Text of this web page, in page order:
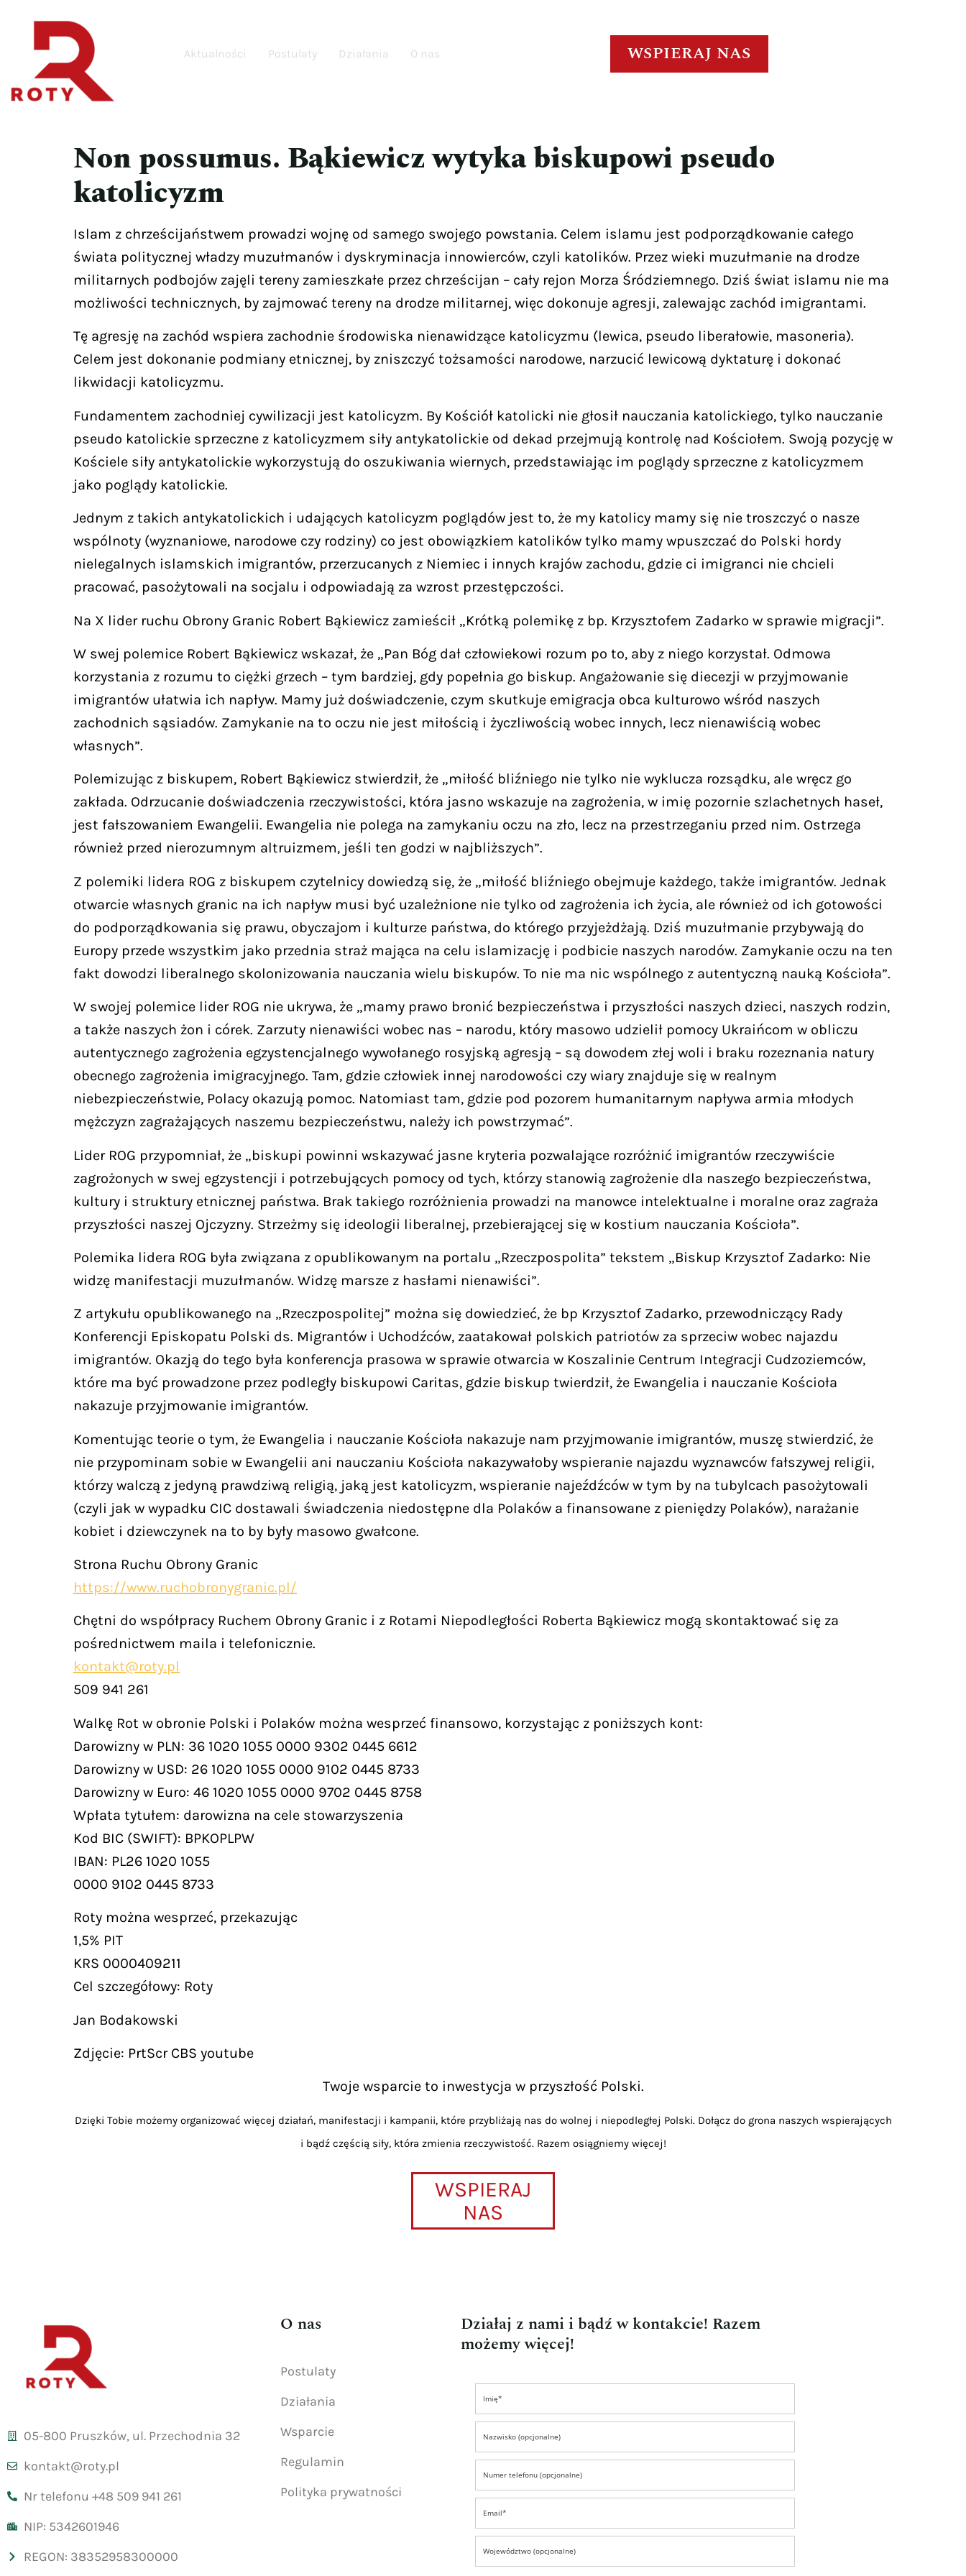
Aktualności Postulaty Działania O nas WSPIERAJ NAS
Non possumus. Bąkiewicz wytyka biskupowi pseudo
katolicyzm
Islam z chrześcijaństwem prowadzi wojnę od samego swojego powstania. Celem islamu jest podporządkowanie całego
świata politycznej władzy muzułmanów i dyskryminacja innowierców, czyli katolików. Przez wieki muzułmanie na drodze
militarnych podbojów zajęli tereny zamieszkałe przez chrześcijan – cały rejon Morza Śródziemnego. Dziś świat islamu nie ma
możliwości technicznych, by zajmować tereny na drodze militarnej, więc dokonuje agresji, zalewając zachód imigrantami.
Tę agresję na zachód wspiera zachodnie środowiska nienawidzące katolicyzmu (lewica, pseudo liberałowie, masoneria).
Celem jest dokonanie podmiany etnicznej, by zniszczyć tożsamości narodowe, narzucić lewicową dyktaturę i dokonać
likwidacji katolicyzmu.
Fundamentem zachodniej cywilizacji jest katolicyzm. By Kościół katolicki nie głosił nauczania katolickiego, tylko nauczanie
pseudo katolickie sprzeczne z katolicyzmem siły antykatolickie od dekad przejmują kontrolę nad Kościołem. Swoją pozycję w
Kościele siły antykatolickie wykorzystują do oszukiwania wiernych, przedstawiając im poglądy sprzeczne z katolicyzmem
jako poglądy katolickie.
Jednym z takich antykatolickich i udających katolicyzm poglądów jest to, że my katolicy mamy się nie troszczyć o nasze
wspólnoty (wyznaniowe, narodowe czy rodziny) co jest obowiązkiem katolików tylko mamy wpuszczać do Polski hordy
nielegalnych islamskich imigrantów, przerzucanych z Niemiec i innych krajów zachodu, gdzie ci imigranci nie chcieli
pracować, pasożytowali na socjalu i odpowiadają za wzrost przestępczości.
Na X lider ruchu Obrony Granic Robert Bąkiewicz zamieścił „Krótką polemikę z bp. Krzysztofem Zadarko w sprawie migracji”.
W swej polemice Robert Bąkiewicz wskazał, że „Pan Bóg dał człowiekowi rozum po to, aby z niego korzystał. Odmowa
korzystania z rozumu to ciężki grzech – tym bardziej, gdy popełnia go biskup. Angażowanie się diecezji w przyjmowanie
imigrantów ułatwia ich napływ. Mamy już doświadczenie, czym skutkuje emigracja obca kulturowo wśród naszych
zachodnich sąsiadów. Zamykanie na to oczu nie jest miłością i życzliwością wobec innych, lecz nienawiścią wobec
własnych”.
Polemizując z biskupem, Robert Bąkiewicz stwierdził, że „miłość bliźniego nie tylko nie wyklucza rozsądku, ale wręcz go
zakłada. Odrzucanie doświadczenia rzeczywistości, która jasno wskazuje na zagrożenia, w imię pozornie szlachetnych haseł,
jest fałszowaniem Ewangelii. Ewangelia nie polega na zamykaniu oczu na zło, lecz na przestrzeganiu przed nim. Ostrzega
również przed nierozumnym altruizmem, jeśli ten godzi w najbliższych”.
Z polemiki lidera ROG z biskupem czytelnicy dowiedzą się, że „miłość bliźniego obejmuje każdego, także imigrantów. Jednak
otwarcie własnych granic na ich napływ musi być uzależnione nie tylko od zagrożenia ich życia, ale również od ich gotowości
do podporządkowania się prawu, obyczajom i kulturze państwa, do którego przyjeżdżają. Dziś muzułmanie przybywają do
Europy przede wszystkim jako przednia straż mająca na celu islamizację i podbicie naszych narodów. Zamykanie oczu na ten
fakt dowodzi liberalnego skolonizowania nauczania wielu biskupów. To nie ma nic wspólnego z autentyczną nauką Kościoła”.
W swojej polemice lider ROG nie ukrywa, że „mamy prawo bronić bezpieczeństwa i przyszłości naszych dzieci, naszych rodzin,
a także naszych żon i córek. Zarzuty nienawiści wobec nas – narodu, który masowo udzielił pomocy Ukraińcom w obliczu
autentycznego zagrożenia egzystencjalnego wywołanego rosyjską agresją – są dowodem złej woli i braku rozeznania natury
obecnego zagrożenia imigracyjnego. Tam, gdzie człowiek innej narodowości czy wiary znajduje się w realnym
niebezpieczeństwie, Polacy okazują pomoc. Natomiast tam, gdzie pod pozorem humanitarnym napływa armia młodych
mężczyzn zagrażających naszemu bezpieczeństwu, należy ich powstrzymać”.
Lider ROG przypomniał, że „biskupi powinni wskazywać jasne kryteria pozwalające rozróżnić imigrantów rzeczywiście
zagrożonych w swej egzystencji i potrzebujących pomocy od tych, którzy stanowią zagrożenie dla naszego bezpieczeństwa,
kultury i struktury etnicznej państwa. Brak takiego rozróżnienia prowadzi na manowce intelektualne i moralne oraz zagraża
przyszłości naszej Ojczyzny. Strzeżmy się ideologii liberalnej, przebierającej się w kostium nauczania Kościoła”.
Polemika lidera ROG była związana z opublikowanym na portalu „Rzeczpospolita” tekstem „Biskup Krzysztof Zadarko: Nie
widzę manifestacji muzułmanów. Widzę marsze z hasłami nienawiści”.
Z artykułu opublikowanego na „Rzeczpospolitej” można się dowiedzieć, że bp Krzysztof Zadarko, przewodniczący Rady
Konferencji Episkopatu Polski ds. Migrantów i Uchodźców, zaatakował polskich patriotów za sprzeciw wobec najazdu
imigrantów. Okazją do tego była konferencja prasowa w sprawie otwarcia w Koszalinie Centrum Integracji Cudzoziemców,
które ma być prowadzone przez podległy biskupowi Caritas, gdzie biskup twierdził, że Ewangelia i nauczanie Kościoła
nakazuje przyjmowanie imigrantów.
Komentując teorie o tym, że Ewangelia i nauczanie Kościoła nakazuje nam przyjmowanie imigrantów, muszę stwierdzić, że
nie przypominam sobie w Ewangelii ani nauczaniu Kościoła nakazywałoby wspieranie najazdu wyznawców fałszywej religii,
którzy walczą z jedyną prawdziwą religią, jaką jest katolicyzm, wspieranie najeźdźców w tym by na tubylcach pasożytowali
(czyli jak w wypadku CIC dostawali świadczenia niedostępne dla Polaków a finansowane z pieniędzy Polaków), narażanie
kobiet i dziewczynek na to by były masowo gwałcone.
Strona Ruchu Obrony Granic
https://www.ruchobronygranic.pl/
Chętni do współpracy Ruchem Obrony Granic i z Rotami Niepodległości Roberta Bąkiewicz mogą skontaktować się za
pośrednictwem maila i telefonicznie.
kontakt@roty.pl
509 941 261
Walkę Rot w obronie Polski i Polaków można wesprzeć finansowo, korzystając z poniższych kont:
Darowizny w PLN: 36 1020 1055 0000 9302 0445 6612
Darowizny w USD: 26 1020 1055 0000 9102 0445 8733
Darowizny w Euro: 46 1020 1055 0000 9702 0445 8758
Wpłata tytułem: darowizna na cele stowarzyszenia
Kod BIC (SWIFT): BPKOPLPW
IBAN: PL26 1020 1055
0000 9102 0445 8733
Roty można wesprzeć, przekazując
1,5% PIT
KRS 0000409211
Cel szczegółowy: Roty
Jan Bodakowski
Zdjęcie: PrtScr CBS youtube
Twoje wsparcie to inwestycja w przyszłość Polski.
Dzięki Tobie możemy organizować więcej działań, manifestacji i kampanii, które przybliżają nas do wolnej i niepodległej Polski. Dołącz do grona naszych wspierających
i bądź częścią siły, która zmienia rzeczywistość. Razem osiągniemy więcej!
WSPIERAJ
NAS
05-800 Pruszków, ul. Przechodnia 32
kontakt@roty.pl
Nr telefonu +48 509 941 261
NIP: 5342601946
REGON: 38352958300000
O nas
Postulaty
Działania
Wsparcie
Regulamin
Polityka prywatności
Działaj z nami i bądź w kontakcie! Razem
możemy więcej!